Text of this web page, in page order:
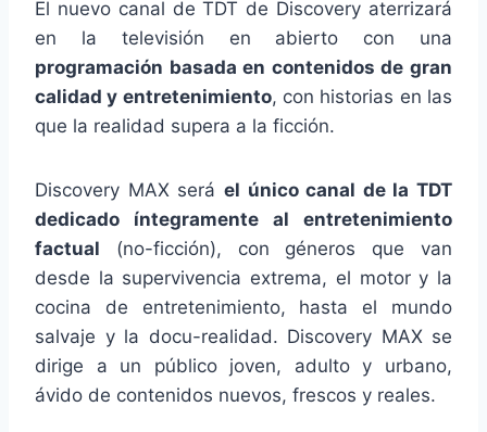
El nuevo canal de TDT de Discovery aterrizará
en la televisión en abierto con una
programación basada en contenidos de gran
calidad y entretenimiento, con historias en las
que la realidad supera a la ficción.
Discovery MAX será el único canal de la TDT
dedicado íntegramente al entretenimiento
factual (no-ficción), con géneros que van
desde la supervivencia extrema, el motor y la
cocina de entretenimiento, hasta el mundo
salvaje y la docu-realidad. Discovery MAX se
dirige a un público joven, adulto y urbano,
ávido de contenidos nuevos, frescos y reales.